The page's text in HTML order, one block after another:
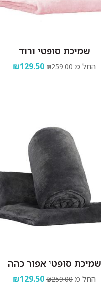
שמיכת סופטי ורוד
החל מ ₪259.00
₪129.50
שמיכת סופטי אפור כהה
החל מ ₪259.00
₪129.50